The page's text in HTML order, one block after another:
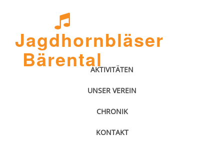
Jagdhornbläser
BärentalAKTIVITÄTEN
UNSER VEREIN
CHRONIK
KONTAKT